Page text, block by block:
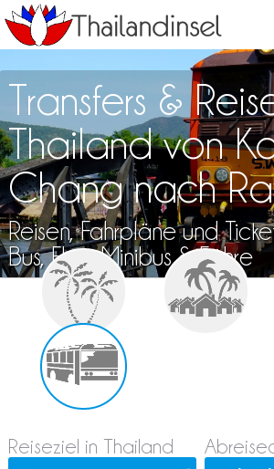
Transfers &
Thailand von
Chang nach
Reisen, Fahrpläne und
Bus, Flug, Minibus & Fähre
Reiseziel in Thailand